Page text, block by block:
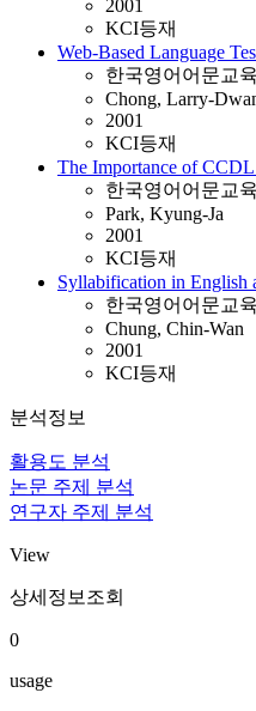
2001
KCI등재
Web-Based Language
한국영어어문교
Chong, Larry-
2001
KCI등재
The Importance of
한국영어어문교
Park, Kyung-Ja
2001
KCI등재
Syllabification in English
한국영어어문교
Chung, Chin-Wan
2001
KCI등재
분석정보
활용도 분석
논문 주제 분석
연구자 주제 분석
View
상세정보조회
0
usage